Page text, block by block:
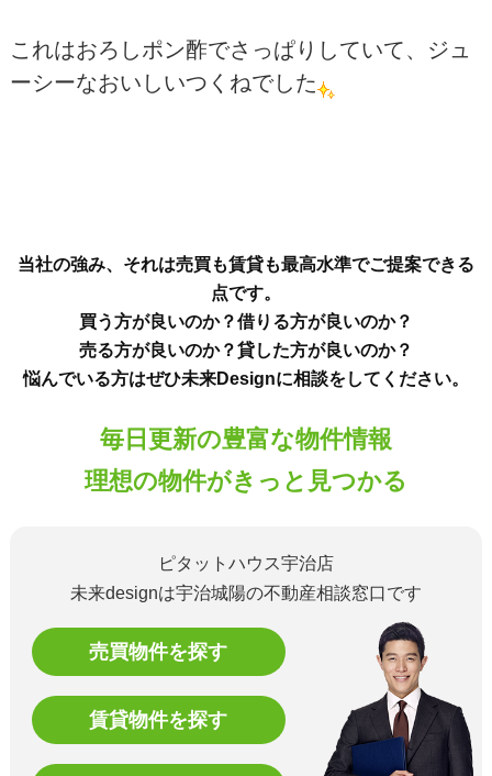
これはおろしポン酢でさっぱりしていて、ジュ
ーシーなおいしいつくねでした
当社の強み、それは売買も賃貸も最高水準でご提案できる
点です。
買う方が良いのか？借りる方が良いのか？
売る方が良いのか？貸した方が良いのか？
悩んでいる方はぜひ未来Designに相談をしてください。
毎日更新の豊富な物件情報
理想の物件がきっと見つかる
ピタットハウス宇治店
未来designは宇治城陽の不動産相談窓口です
売買物件を探す
賃貸物件を探す